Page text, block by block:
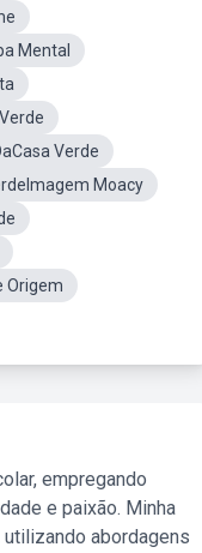
Mental
Verde
Moacy
Origem
empregando
e paixão. Minha
abordagens